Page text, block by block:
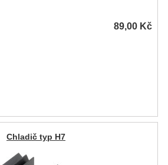
89,00 Kč
Chladič typ H7